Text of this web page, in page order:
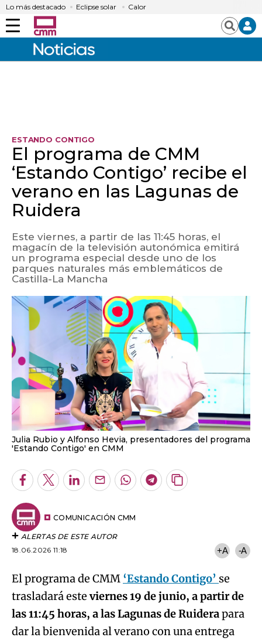
Lo más destacado Eclipse solar Calor
Menú Buscar
ESTANDO CONTIGO
El programa de CMM
‘Estando Contigo’ recibe el
verano en las Lagunas de
Ruidera
Este viernes, a partir de las 11:45 horas, el
magacín de la televisión autonómica emitirá
un programa especial desde uno de los
parques naturales más emblemáticos de
Castilla-La Mancha
Julia Rubio y Alfonso Hevia, presentadores del programa
'Estando Contigo' en CMM
Facebook
TwitterLinkedInEnviarWhatsapp
Telegram
Copiar
COMUNICACIÓN CMM
ALERTAS DE ESTE AUTOR
18.06.2026 11:18
+A -A
El programa de CMM ‘Estando Contigo’ se
trasladará esteviernes 19 de junio, a partir de
las 11:45 horas, a las Lagunas de Ruiderapara
dar la bienvenida al verano con una entrega